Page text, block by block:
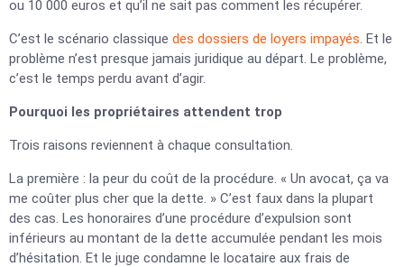
ou 10 000 euros et qu’il ne sait pas comment les récupérer.
C’est le scénario classique des dossiers de loyers impayés. Et le
problème n’est presque jamais juridique au départ. Le problème,
c’est le temps perdu avant d’agir.
Pourquoi les propriétaires attendent trop
Trois raisons reviennent à chaque consultation.
La première : la peur du coût de la procédure. « Un avocat, ça va
me coûter plus cher que la dette. » C’est faux dans la plupart
des cas. Les honoraires d’une procédure d’expulsion sont
inférieurs au montant de la dette accumulée pendant les mois
d’hésitation. Et le juge condamne le locataire aux frais de